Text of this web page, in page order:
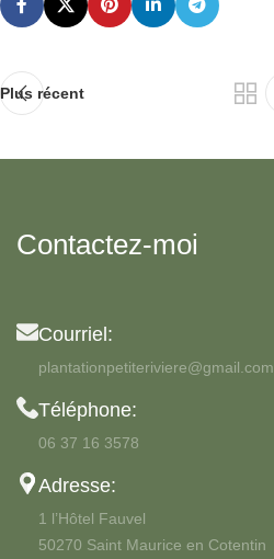
Plus récent
Contactez-moi
Courriel:
plantationpetiteriviere@gmail.com
Téléphone:
06 37 16 3578
Adresse:
1 l’Hôtel Fauvel
50270 Saint Maurice en Cotentin